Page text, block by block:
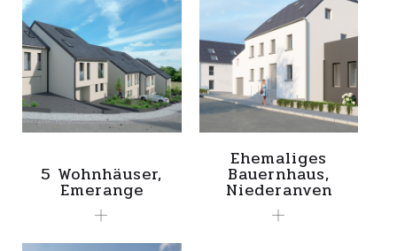
5 Wohnhäuser,
Emerange
Ehemaliges
Bauernhaus,
Niederanven